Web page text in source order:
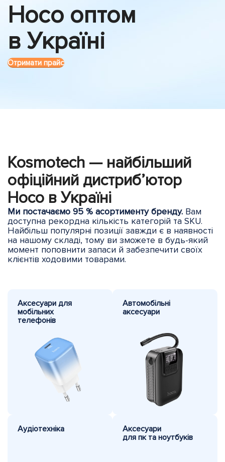
Hoco оптом
в Україні
Отримати прайс
Kosmotech — найбільший
офіційний дистриб’ютор
Hoco в Україні
Ми постачаємо 95 % асортименту бренду. Вам
доступна рекордна кількість категорій та SKU.
Найбільш популярні позиції завжди є в наявності
на нашому складі, тому ви зможете в будь-який
момент поповнити запаси й забезпечити своїх
клієнтів ходовими товарами.
Аксесуари для
мобільних
телефонів
Автомобільні
аксесуари
Аудіотехніка
Аксесуари
для пк та ноутбуків